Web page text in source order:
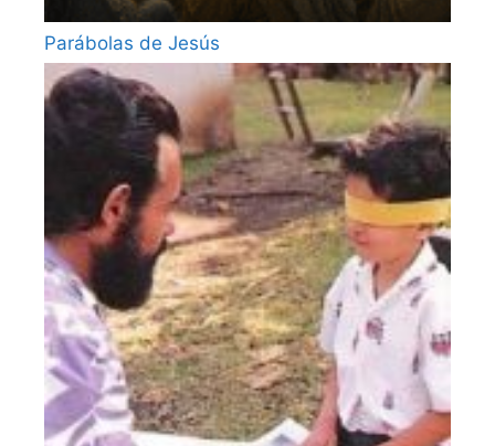
Parábolas de Jesús